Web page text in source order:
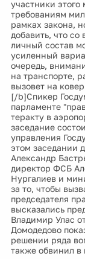
участники
требованиям
рамках закона,
добавить, что со
личный состав
усиленный
очередь,
на транспорте,
вызовет на
[/b]Спикер
парламенте
теракту в
заседание
управления
этом заседании
Александр
директор ФСБ
Нургалиев и
за то, чтобы
председателя
высказались
Владимир Улас
Домодедово
решении ряда
также обвинил в